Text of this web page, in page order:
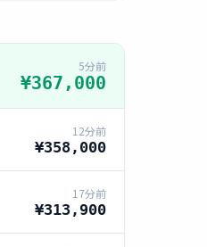
5分前
¥367,000
12分前
¥358,000
17分前
¥313,900